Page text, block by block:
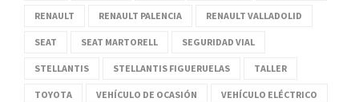
RENAULT RENAULT PALENCIA RENAULT VALLADOLID
SEAT SEAT MARTORELL SEGURIDAD VIAL
STELLANTIS STELLANTIS FIGUERUELAS TALLER
TOYOTA VEHÍCULO DE OCASIÓN VEHÍCULO ELÉCTRICO